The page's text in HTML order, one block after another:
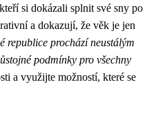
si dokázali splnit své sny po
a dokazují, že věk je jen
republice prochází neustálým
podmínky pro všechny
a využijte možností, které se